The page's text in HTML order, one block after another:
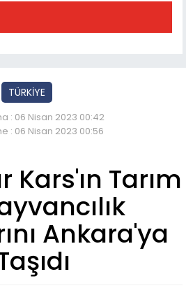
TÜRKİYE
: 06 Nisan 2023 00:42
: 06 Nisan 2023 00:56
Kars'ın Tarım
Ankara'ya